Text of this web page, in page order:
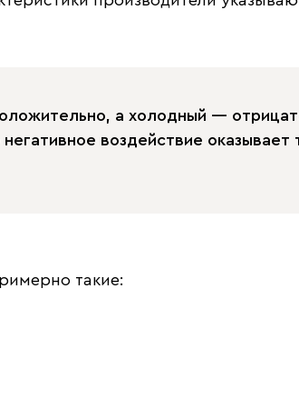
а холодный —
воздействие
такие: